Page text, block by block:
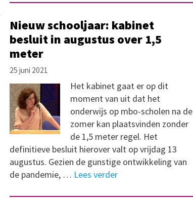
Nieuw schooljaar: kabinet
besluit in augustus over 1,5
meter
25 juni 2021
Het kabinet gaat er op dit
moment van uit dat het
onderwijs op mbo-scholen na de
zomer kan plaatsvinden zonder
de 1,5 meter regel. Het
definitieve besluit hierover valt op vrijdag 13
augustus. Gezien de gunstige ontwikkeling van
de pandemie, … Lees verder